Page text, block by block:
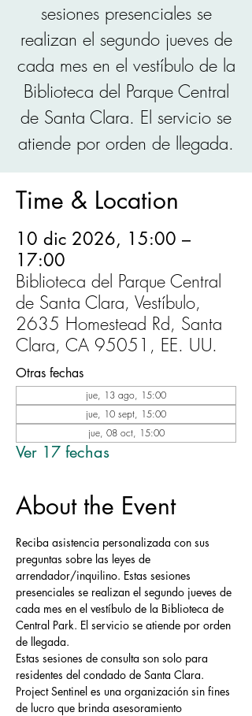
sesiones presenciales se
realizan el segundo jueves de
cada mes en el vestíbulo de la
Biblioteca del Parque Central
de Santa Clara. El servicio se
atiende por orden de llegada.
Time & Location
10 dic 2026, 15:00 –
17:00
Biblioteca del Parque Central
de Santa Clara, Vestíbulo,
2635 Homestead Rd, Santa
Clara, CA 95051, EE. UU.
Otras fechas
jue, 13 ago, 15:00
jue, 10 sept, 15:00
jue, 08 oct, 15:00
Ver 17 fechas
About the Event
Reciba asistencia personalizada con sus
preguntas sobre las leyes de
arrendador/inquilino. Estas sesiones
presenciales se realizan el segundo jueves de
cada mes en el vestíbulo de la Biblioteca de
Central Park. El servicio se atiende por orden
de llegada.
Estas sesiones de consulta son solo para
residentes del condado de Santa Clara.
Project Sentinel es una organización sin fines
de lucro que brinda asesoramiento